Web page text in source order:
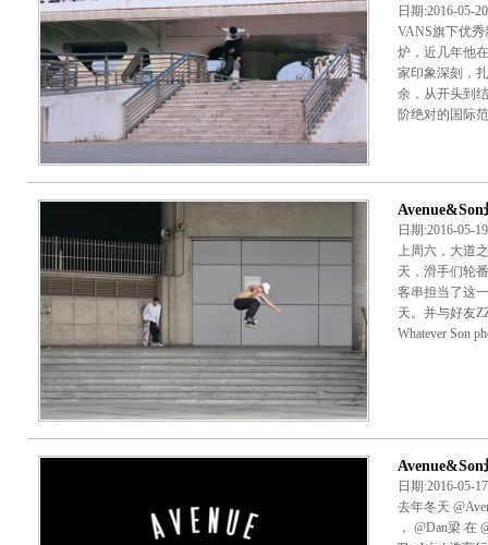
日期:2016-
VANS旗下优
炉，近几年他
家印象深刻，
余，从开头到
阶绝对的国际
日期:2016-
上周六，大道
天，滑手们轮
客串担当了这
天。并与好友
Whatever Son
日期:2016-
去年冬天
， @Dan梁 在